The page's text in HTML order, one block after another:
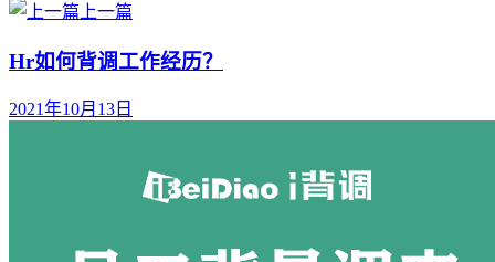
上一篇
Hr如何背调工作经历？
2021年10月13日